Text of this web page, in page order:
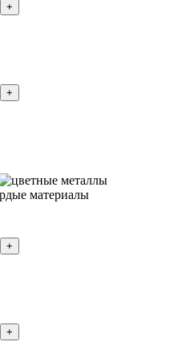
+
+
+
+